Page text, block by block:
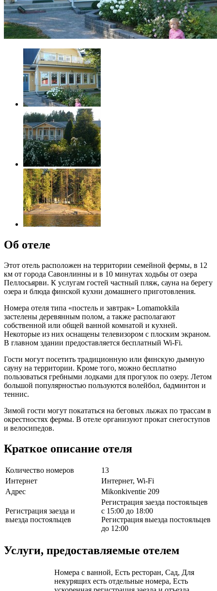
Об отеле
Этот отель расположен на территории семейной фермы, в 12
км от города Савонлинны и в 10 минутах ходьбы от озера
Пеллосьярви. К услугам гостей частный пляж, сауна на берегу
озера и блюда финской кухни домашнего приготовления.
Номера отеля типа «постель и завтрак» Lomamokkila
застелены деревянным полом, а также располагают
собственной или общей ванной комнатой и кухней.
Некоторые из них оснащены телевизором с плоским экраном.
В главном здании предоставляется бесплатный Wi-Fi.
Гости могут посетить традиционную или финскую дымную
сауну на территории. Кроме того, можно бесплатно
пользоваться гребными лодками для прогулок по озеру. Летом
большой популярностью пользуются волейбол, бадминтон и
теннис.
Зимой гости могут покататься на беговых лыжах по трассам в
окрестностях фермы. В отеле организуют прокат снегоступов
и велосипедов.
Краткое описание отеля
Количество номеров
13
Интернет
Интернет, Wi-Fi
Адрес
Mikonkiventie 209
Регистрация заезда и
выезда постояльцев
Регистрация заезда постояльцев
с 15:00 до 18:00
Регистрация выезда постояльцев
до 12:00
Услуги, предоставляемые отелем
Номера с ванной, Есть ресторан, Сад, Для
некурящих есть отдельные номера, Есть